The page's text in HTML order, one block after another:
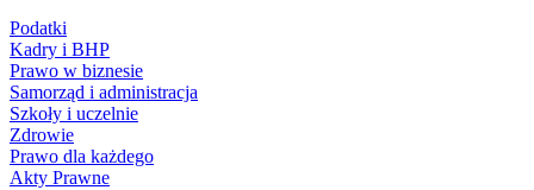
Podatki
Kadry i BHP
Prawo w biznesie
Samorząd i administracja
Szkoły i uczelnie
Zdrowie
Prawo dla każdego
Akty Prawne